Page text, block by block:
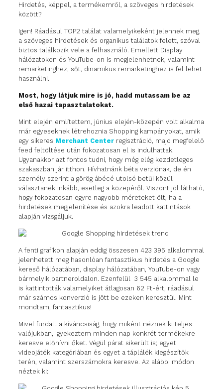
Hirdetés, képpel, a termékemről, a szöveges hirdetések
között?
Igen! Ráadásul TOP2 találat valamelyikeként jelennek meg,
a szöveges hirdetések és organikus találatok felett, szóval
biztos találkozik vele a felhasználó. Emellett Display
hálózatokon és YouTube-on is megjelenhetnek, valamint
remarketinghez, sőt, dinamikus remarketinghez is fel lehet
használni.
Most, hogy látjuk mire is jó, hadd mutassam be az
első hazai tapasztalatokat.
Mint elején említettem, június elején-közepén volt alkalma
már egyeseknek létrehoznia Shopping kampányokat, amik
egy sikeres Merchant Center regisztráció, majd megfelelő
feed feltöltése után fokozatosan el is indulhattak.
Ugyanakkor azt fontos tudni, hogy még elég kezdetleges
szakaszban jár itthon. Hívhatnánk béta verziónak, de én
személy szerint a görög ábécé utolsó betűi közül
választanék inkább, esetleg a közepéről. Viszont jól látható,
hogy fokozatosan egyre nagyobb méreteket ölt, ha a
hirdetések megjelenítése és azokra leadott kattintások
alapján vizsgáljuk.
A fenti grafikon alapján eddig összesen 423 395 alkalommal
jelenhetett meg hasonlóan fantasztikus hirdetés a Google
kereső hálózatában, display hálózatában, YouTube-on vagy
bármelyik partneroldalon. Ezenfelül 3 545 alkalommal le
is kattintották valamelyiket átlagosan 62 Ft-ért, ráadásul
már számos konverzió is jött be ezeken keresztül. Mint
mondtam, fantasztikus!
Mivel furdalt a kíváncsiság, hogy miként néznek ki teljes
valójukban, igyekeztem minden nap konkrét termékekre
keresve előhívni őket. Végül párat sikerült is; egyet
videojáték kategóriában és egyet a táplálék kiegészítők
terén, valamint szerszámokra keresve. Az alábbi módon
néztek ki: